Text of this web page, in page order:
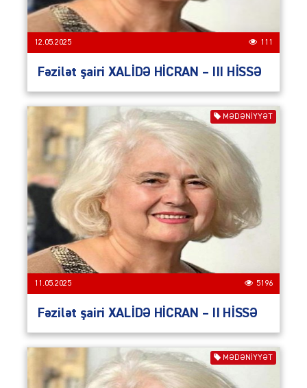
12.05.2025 111
Fəzilət şairi XALİDƏ HİCRAN – III HİSSƏ
MƏDƏNİYYƏT
11.05.2025 5196
Fəzilət şairi XALİDƏ HİCRAN – II HİSSƏ
MƏDƏNİYYƏT